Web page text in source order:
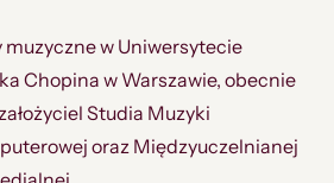
muzyczne w Uniwersytecie
Chopina w Warszawie, obecnie
Studia Muzyki
oraz Międzyuczelnianej